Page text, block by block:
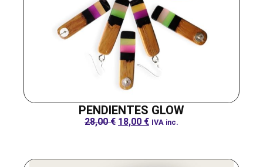
PENDIENTES GLOW
28,00€ 18,00 € IVA inc.